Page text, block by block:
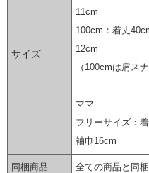
サイズ
11cm
100cm：着丈
12cm
（100cmは肩ス
ママ
フリーサイズ：
袖巾16cm
同梱商品 全ての商品と同